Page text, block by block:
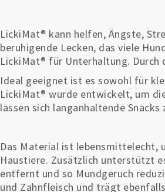
LickiMat® kann helfen, Ängste,
beruhigende Lecken, das viele
LickiMat® für Unterhaltung. Durch
Ideal geeignet ist es sowohl für
LickiMat® wurde entwickelt, um
lassen sich langanhaltende
Das Material ist lebensmittelecht,
Haustiere. Zusätzlich unterstützt
entfernt und so Mundgeruch
und Zahnfleisch und trägt